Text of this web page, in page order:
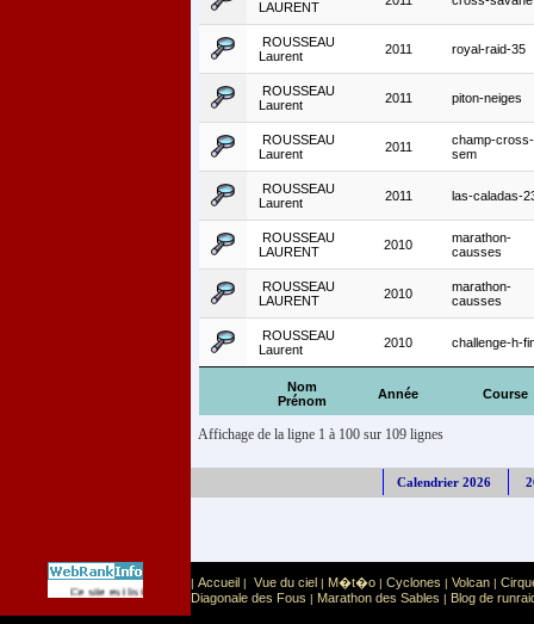
Nom
Prénom
Année Course
LAURENT
ROUSSEAU
Laurent
2011 royal-raid-35
ROUSSEAU
Laurent
2011 piton-neiges
ROUSSEAU
Laurent
2011
champ-cross-
sem
ROUSSEAU
Laurent
2011 las-caladas-
ROUSSEAU
LAURENT
2010
marathon-
causses
ROUSSEAU
LAURENT
2010
marathon-
causses
ROUSSEAU
Laurent
2010 challenge-h-
Affichage de la ligne 1 à 100 sur 109 lignes
Calendrier 2026
Ce site est list� dans la cat�gorieSport :Sports extr�mes
| Accueil | Vue du ciel | M�t�o | Cyclones | Volcan |
Diagonale des Fous | Marathon des Sables | Blog de